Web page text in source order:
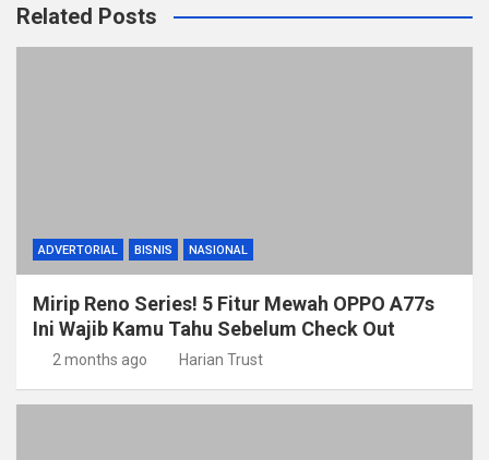
Related Posts
ADVERTORIAL BISNIS NASIONAL
Mirip Reno Series! 5 Fitur Mewah OPPO A77s
Ini Wajib Kamu Tahu Sebelum Check Out
2 months ago Harian Trust